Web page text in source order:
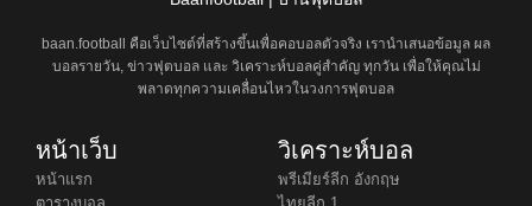
baan.football คือเว็บไซต์ที่สร้างขึ้นเพื่อคอบอลตัวจริง เรานำเสนอข้อมูล ผล
บอลรายวัน, ข่าวฟุตบอล และ วิเคราะห์บอลคู่สำคัญ ทุกวัน เพื่อให้คุณไม่
พลาดทุกความเคลื่อนไหวในวงการฟุตบอล
หน้าเว็บ
หน้าแรก
วิเคราะห์บอล
พรีเมียร์ลีก อังกฤษ